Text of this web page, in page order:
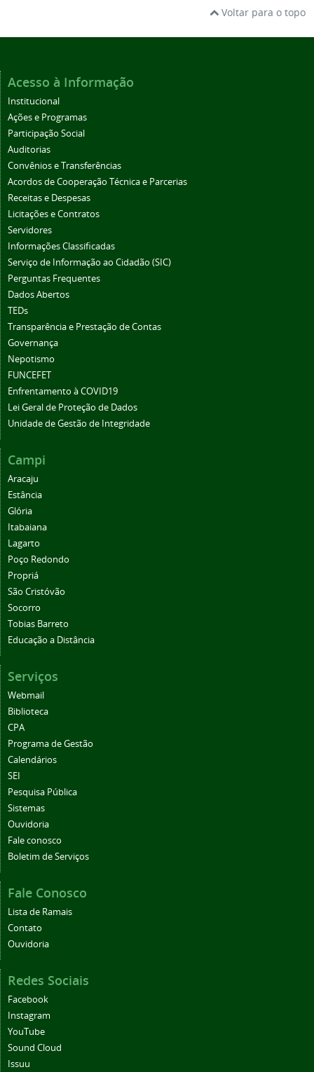
Voltar para o topo
Acesso à Informação
Institucional
Ações e Programas
Participação Social
Auditorias
Convênios e Transferências
Acordos de Cooperação Técnica e Parcerias
Receitas e Despesas
Licitações e Contratos
Servidores
Informações Classificadas
Serviço de Informação ao Cidadão (SIC)
Perguntas Frequentes
Dados Abertos
TEDs
Transparência e Prestação de Contas
Governança
Nepotismo
FUNCEFET
Enfrentamento à COVID19
Lei Geral de Proteção de Dados
Unidade de Gestão de Integridade
Campi
Aracaju
Estância
Glória
Itabaiana
Lagarto
Poço Redondo
Propriá
São Cristóvão
Socorro
Tobias Barreto
Educação a Distância
Serviços
Webmail
Biblioteca
CPA
Programa de Gestão
Calendários
SEI
Pesquisa Pública
Sistemas
Ouvidoria
Fale conosco
Boletim de Serviços
Fale Conosco
Lista de Ramais
Contato
Ouvidoria
Redes Sociais
Facebook
Instagram
YouTube
Sound Cloud
Issuu